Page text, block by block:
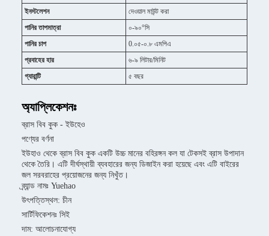
ইনস্টলেশন
দেওয়াল মাউন্ট করা
পানির তাপমাত্রা
০-৯০°সি
পানির চাপ
0.০৫-০.৮ এমপিএ
প্রবাহের হার
৬-৯ লিটার/মিনিট
গ্যারান্টি
৫ বছর
অ্যাপ্লিকেশনঃ
ব্রাস বিব কুক - ইউহেও
পণ্যের বর্ণনা
ইউহাও থেকে ব্রাস বিব কুক একটি উচ্চ মানের বহিরঙ্গন কল যা টেকসই ব্রাস উপাদান
থেকে তৈরি। এটি দীর্ঘস্থায়ী ব্যবহারের জন্য ডিজাইন করা হয়েছে এবং এটি বাইরের
জল সরবরাহের প্রয়োজনের জন্য নিখুঁত।
ব্র্যান্ড নামঃ Yuehao
উৎপত্তিস্থল: চীন
সার্টিফিকেশনঃ সিই
দাম: আলোচনাযোগ্য